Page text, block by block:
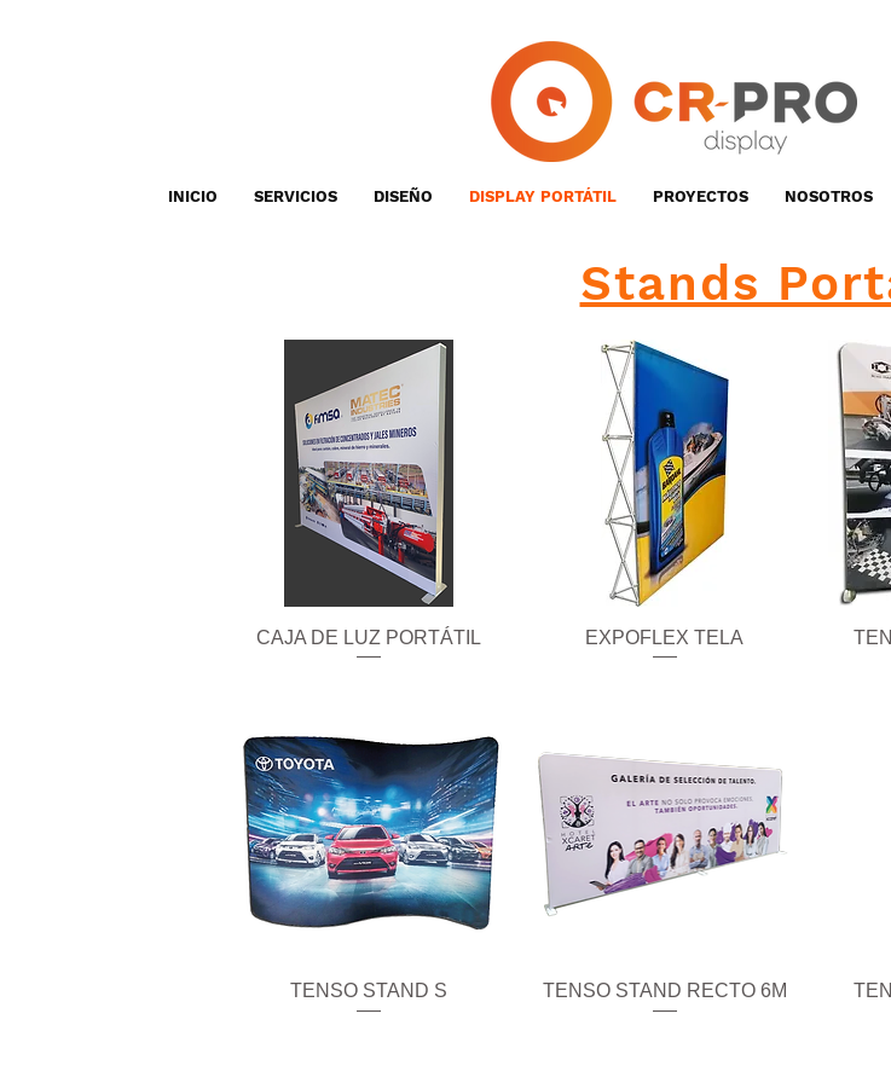
INICIO SERVICIOS DISEÑO DISPLAY PORTÁTIL PROYECTOS NOSOTROS
Stands
Vista rápida
CAJA DE LUZ PORTÁTIL Vista rápida
EXPOFLEX TELA
Vista rápida
TENSO STAND S Vista rápida
TENSO STAND RECTO 6M